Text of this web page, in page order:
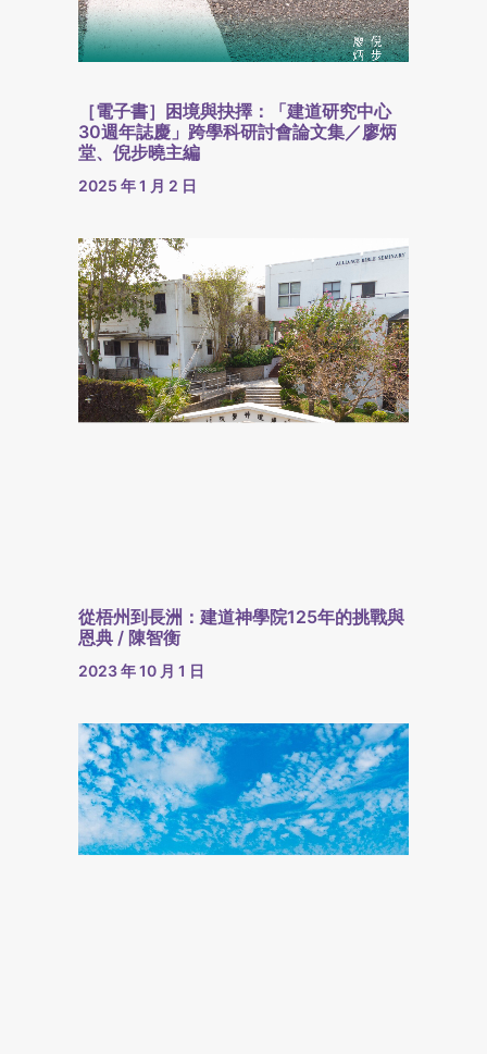
［電子書］困境與抉擇：「建道研究中心
30週年誌慶」跨學科研討會論文集／廖炳
堂、倪步曉主編
2025 年 1 月 2 日
從梧州到長洲：建道神學院125年的挑戰與
恩典 / 陳智衡
2023 年 10 月 1 日